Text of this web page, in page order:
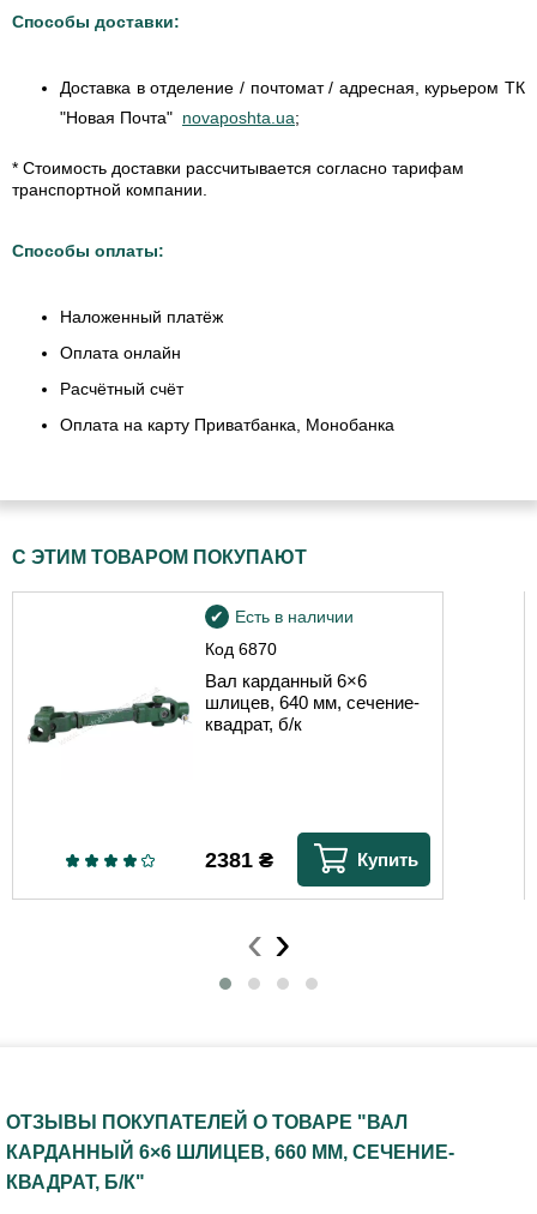
Способы доставки:
Доставка в отделение / почтомат / адресная, курьером ТК
"Новая Почта" novaposhta.ua;
* Стоимость доставки рассчитывается согласно тарифам
транспортной компании.
Способы оплаты:
Наложенный платёж
Оплата онлайн
Расчётный счёт
Оплата на карту Приватбанка, Монобанка
С ЭТИМ ТОВАРОМ ПОКУПАЮТ
Код 6870
Есть в наличии
Вал карданный 6×6
шлицев, 640 мм, сечение-
квадрат, б/к
2381 ₴ Купить
‹ ›
ОТЗЫВЫ ПОКУПАТЕЛЕЙ О ТОВАРЕ "ВАЛ
КАРДАННЫЙ 6×6 ШЛИЦЕВ, 660 ММ, СЕЧЕНИЕ-
КВАДРАТ, Б/К"